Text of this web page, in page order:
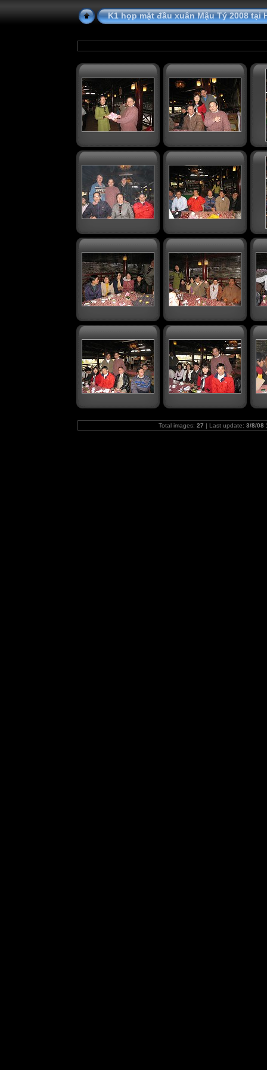
K1 họp mặt đầu xuân Mậu Tý 2008 tại
Total images: 27 | Last update: 3/8/08